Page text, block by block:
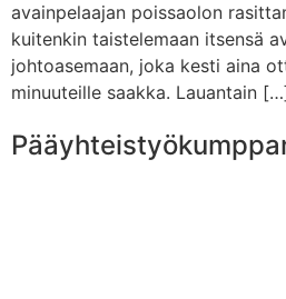
avainpelaajan poissaolon
kuitenkin taistelemaan itsensä
johtoasemaan, joka kesti aina
minuuteille saakka. Lauantain